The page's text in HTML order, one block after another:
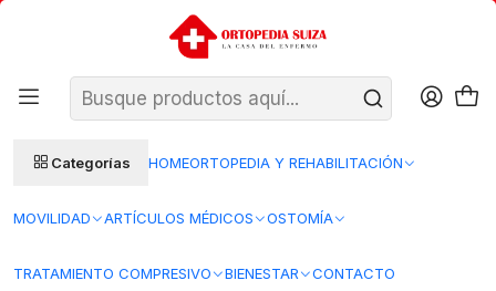
Categorías HOMEORTOPEDIA Y REHABILITACIÓN
MOVILIDAD ARTÍCULOS MÉDICOS OSTOMÍA
TRATAMIENTO COMPRESIVO BIENESTAR CONTACTO
SANTIAGO: ENTREGA AL DÍA HÁBIL SIGUIENTE (L–V)
REGIONES 48–72 HORAS HÁBILES
Insumos Medicos Curacion herida Gasas
Cranberry Gasa Rollo 1Kg